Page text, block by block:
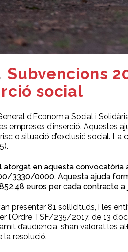
Subvencions
social
d’Economia Social i
empreses d’inserció. Aquestes
o situació d’exclusió social.
atorgat en aquesta
3330/0000. Aquesta ajuda
euros per cada contracte
presentar 81 sol·licituds, i les
l’Ordre TSF/235/2017, de 13
d’audiència, s’han valorat les
la resolució.